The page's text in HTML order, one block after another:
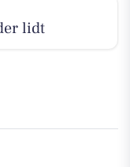
lidt